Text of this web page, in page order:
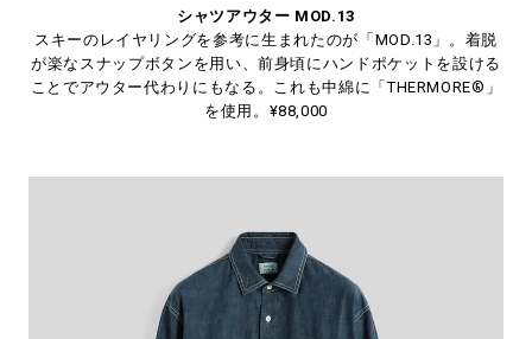
シャツアウター MOD.13
スキーのレイヤリングを参考に生まれたのが「MOD.13」。着脱
が楽なスナップボタンを用い、前身頃にハンドポケットを設ける
ことでアウター代わりにもなる。これも中綿に「THERMORE®」
を使用。¥88,000